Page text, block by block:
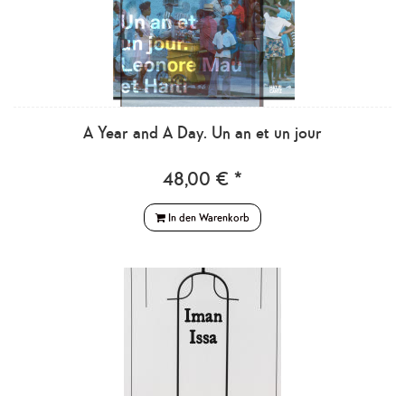
A Year and A Day. Un an et un jour
48,00 € *
In den Warenkorb